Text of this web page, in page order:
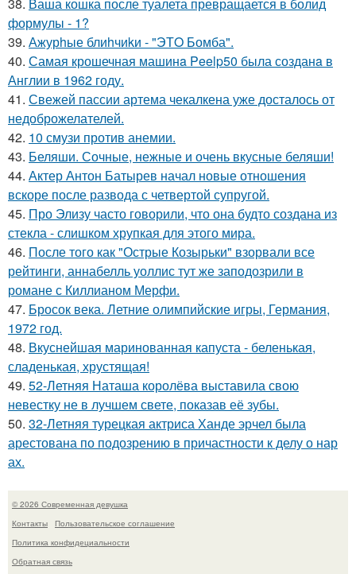
формулы - 1?
39. Ажурhые блиhчиkи - "ЭТO Бомба".
40. Самая крошечная машинa Peelp50 была созданa в
Англии в 1962 году.
41. Свежей пассии артема чекалкена уже досталось от
недоброжелателей.
42. 10 смузи против анемии.
43. Беляши. Сочные, нежные и очень вкусные беляши!
44. Актер Антон Батырев начал новые отношения
вскоре после развода с четвертой супругой.
45. Про Элизу часто говорили, что она будто создана из
стекла - слишком хрупкая для этого мира.
46. После того как "Острые Козырьки" взорвали все
рейтинги, аннабелль уоллис тут же заподозрили в
романе с Киллианом Мерфи.
47. Бросок века. Летние олимпийские игры, Германия,
1972 год.
48. Вкуснейшая маринованная капуста - беленькая,
сладенькая, хрустящая!
49. 52-Летняя Наташа королёва выставила свою
невестку не в лучшем свете, показав её зубы.
50. 32-Летняя турецкая актриса Ханде эрчел была
арестована по подозрению в причастности к делу о нар
ах.
© 2026 Современная девушка
Контакты
Пользовательское соглашение
Политика конфидециальности
Обратная связь